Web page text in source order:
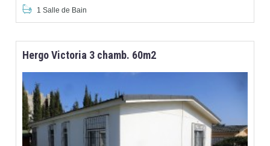
1 Salle de Bain
Hergo Victoria 3 chamb. 60m2